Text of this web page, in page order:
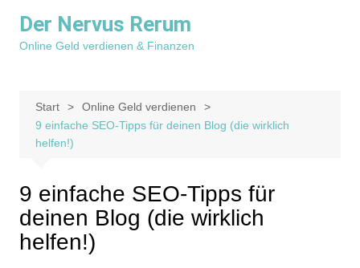
Inhalt
springen
Der Nervus Rerum
Online Geld verdienen & Finanzen
Start
Online Geld verdienen
9 einfache SEO-Tipps für deinen Blog (die wirklich
helfen!)
9 einfache SEO-Tipps für
deinen Blog (die wirklich
helfen!)